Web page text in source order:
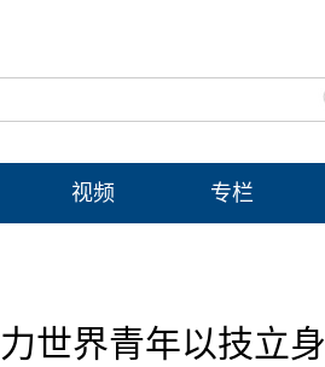
视频 专栏
世界青年以技立身